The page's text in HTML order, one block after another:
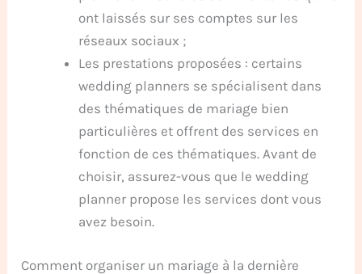
ont laissés sur ses comptes sur les
réseaux sociaux ;
Les prestations proposées : certains
wedding planners se spécialisent dans
des thématiques de mariage bien
particulières et offrent des services en
fonction de ces thématiques. Avant de
choisir, assurez-vous que le wedding
planner propose les services dont vous
avez besoin.
Comment organiser un mariage à la dernière